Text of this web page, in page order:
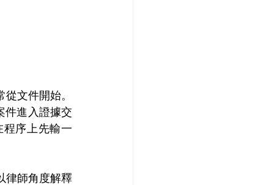
文件開始。
件進入證據交
序上先輸一
律師角度解釋